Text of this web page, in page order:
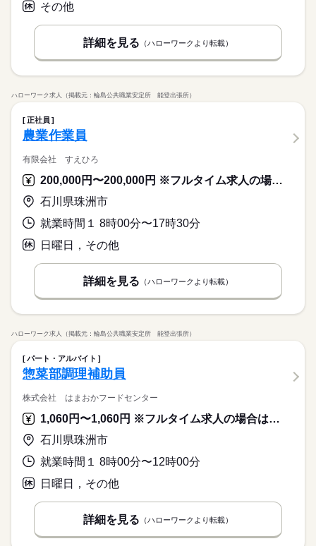
その他
詳細を見る （ハローワークより転載）
ハローワーク求人（掲載元：輪島公共職業安定所 能登出張所）
正社員
農業作業員
有限会社 すえひろ
200,000円〜200,000円 ※フルタイム求人の場合は月額（換算額）、パート求人の場合は時間額を表示しています。
石川県珠洲市
就業時間１ 8時00分〜17時30分
日曜日，その他
詳細を見る （ハローワークより転載）
ハローワーク求人（掲載元：輪島公共職業安定所 能登出張所）
パート・アルバイト
惣菜部調理補助員
株式会社 はまおかフードセンター
1,060円〜1,060円 ※フルタイム求人の場合は月額（換算額）、パート求人の場合は時間額を表示しています。
石川県珠洲市
就業時間１ 8時00分〜12時00分
日曜日，その他
詳細を見る （ハローワークより転載）